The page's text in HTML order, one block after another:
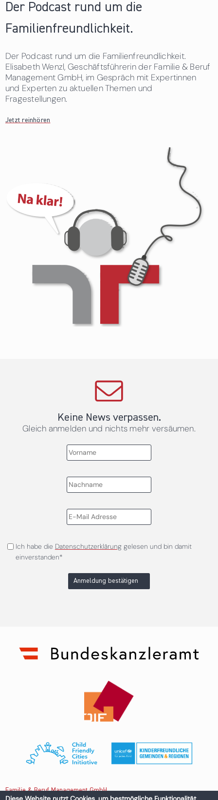
Der Podcast rund um die
Familienfreundlichkeit.
Der Podcast rund um die Familienfreundlichkeit.
Elisabeth Wenzl, Geschäftsführerin der Familie & Beruf
Management GmbH, im Gespräch mit Expertinnen
und Experten zu aktuellen Themen und
Fragestellungen.
Jetzt reinhören
Keine News verpassen.
Gleich anmelden und nichts mehr versäumen.
Ich habe die Datenschutzerklärunggelesen und bin damit
einverstanden*
Anmeldung bestätigen
Familie & Beruf Management GmbH